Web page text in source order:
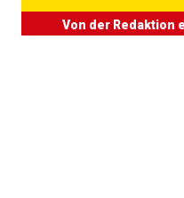
Von der Redaktion